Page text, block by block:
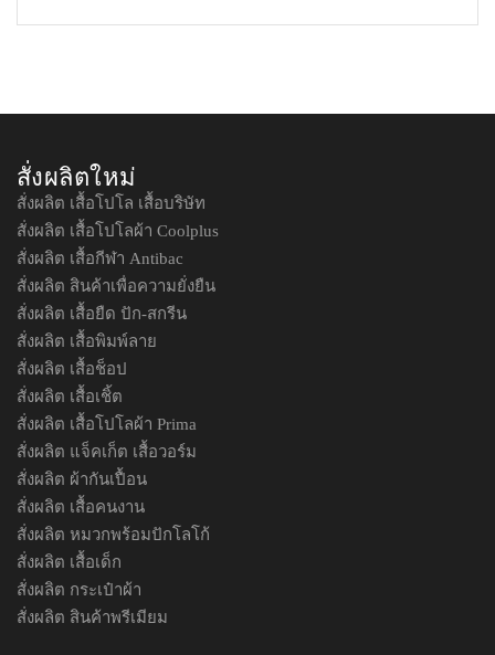
สั่งผลิตใหม่
สั่งผลิต เสื้อโปโล เสื้อบริษัท
สั่งผลิต เสื้อโปโลผ้า Coolplus
สั่งผลิต เสื้อกีฬา Antibac
สั่งผลิต สินค้าเพื่อความยั่งยืน
สั่งผลิต เสื้อยืด ปัก-สกรีน
สั่งผลิต เสื้อพิมพ์ลาย
สั่งผลิต เสื้อช็อป
สั่งผลิต เสื้อเชิ้ต
สั่งผลิต เสื้อโปโลผ้า Prima
สั่งผลิต แจ็คเก็ต เสื้อวอร์ม
สั่งผลิต ผ้ากันเปื้อน
สั่งผลิต เสื้อคนงาน
สั่งผลิต หมวกพร้อมปักโลโก้
สั่งผลิต เสื้อเด็ก
สั่งผลิต กระเป๋าผ้า
สั่งผลิต สินค้าพรีเมียม